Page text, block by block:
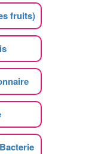
fruits)